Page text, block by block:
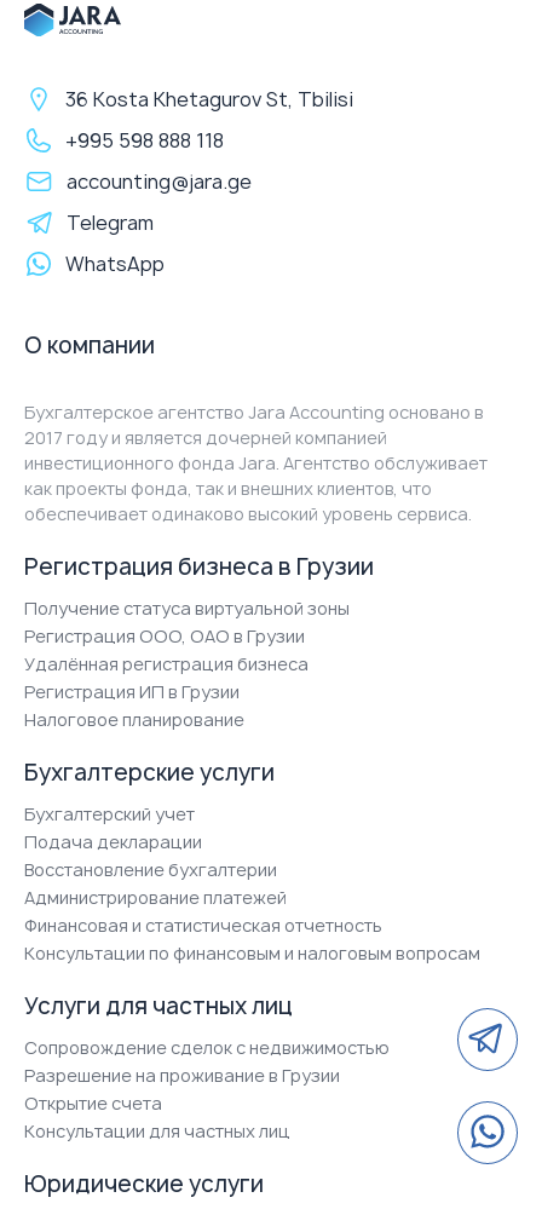
36 Kosta Khetagurov St, Tbilisi
+995 598 888 118
accounting@jara.ge
Telegram
WhatsApp
О компании
Бухгалтерское агентство Jara Accounting основано в
2017 году и является дочерней компанией
инвестиционного фонда Jara. Агентство обслуживает
как проекты фонда, так и внешних клиентов, что
обеспечивает одинаково высокий уровень сервиса.
Регистрация бизнеса в Грузии
Получение статуса виртуальной зоны
Регистрация ООО, ОАО в Грузии
Удалённая регистрация бизнеса
Регистрация ИП в Грузии
Налоговое планирование
Бухгалтерские услуги
Бухгалтерский учет
Подача декларации
Восстановление бухгалтерии
Администрирование платежей
Финансовая и статистическая отчетность
Консультации по финансовым и налоговым вопросам
Услуги для частных лиц
Сопровождение сделок с недвижимостью
Разрешение на проживание в Грузии
Открытие счета
Консультации для частных лиц
Юридические услуги